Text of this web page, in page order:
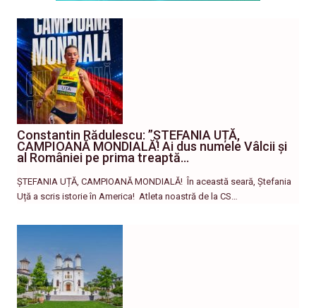
Constantin Rădulescu: ”ȘTEFANIA UȚĂ,
CAMPIOANĂ MONDIALĂ! Ai dus numele Vâlcii și
al României pe prima treaptă…
ȘTEFANIA UȚĂ, CAMPIOANĂ MONDIALĂ! ​În această seară, Ștefania
Uță a scris istorie în America! ​ Atleta noastră de la CS…